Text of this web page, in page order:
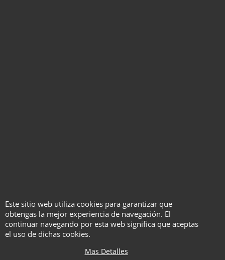
Link - The Linking Card
Project - Christoph
Rossius
-45% Con DVD
Este sitio web utiliza cookies para garantizar que
obtengas la mejor experiencia de navegación. El
continuar navegando por esta web significa que aceptas
el uso de dichas cookies.
Mas Detalles